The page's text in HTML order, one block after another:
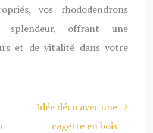
vos rhododendrons
splendeur, offrant une
et de vitalité dans votre
Idée déco avec une
cagette en bois